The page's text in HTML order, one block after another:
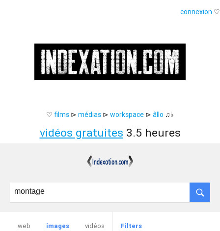
connexion ♡
♡ films ⊳ médias ⊳ workspace ⊳ âllo ♫♭
vidéos gratuites 3.5 heures
web images vidéos Filters